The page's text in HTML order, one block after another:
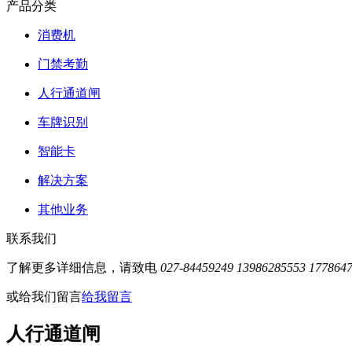
产品分类
消费机
门禁考勤
人行通道闸
车牌识别
智能卡
解决方案
其他业务
联系我们
了解更多详细信息，请致电 027-84459249 13986285553
或给我们留言给我留言
人行通道闸